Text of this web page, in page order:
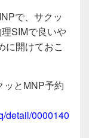
で、サクッ
SIMで良いや
に開けておこ
ッとMNP予約
detail/0000140